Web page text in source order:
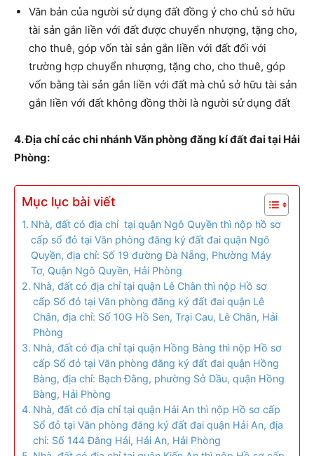
Văn bản của người sử dụng đất đồng ý cho chủ sở hữu
tài sản gắn liền với đất được chuyển nhượng, tặng cho,
cho thuê, góp vốn tài sản gắn liền với đất đối với
trường hợp chuyển nhượng, tặng cho, cho thuê, góp
vốn bằng tài sản gắn liền với đất mà chủ sở hữu tài sản
gắn liền với đất không đồng thời là người sử dụng đất
4. Địa chỉ các chi nhánh Văn phòng đăng kí đất đai tại Hải
Phòng:
Mục lục bài viết
Nhà, đất có địa chỉ tại quận Ngô Quyền thì nộp hồ sơ
cấp sổ đỏ tại Văn phòng đăng ký đất đai quận Ngô
Quyền, địa chỉ: Số 19 đường Đà Nẵng, Phường Máy
Tơ, Quận Ngô Quyền, Hải Phòng
Nhà, đất có địa chỉ tại quận Lê Chân thì nộp Hồ sơ
cấp Sổ đỏ tại Văn phòng đăng ký đất đai quận Lê
Chân, địa chỉ: Số 10G Hồ Sen, Trại Cau, Lê Chân, Hải
Phòng
Nhà, đất có địa chỉ tại quận Hồng Bàng thì nộp Hồ sơ
cấp Sổ đỏ tại Văn phòng đăng ký đất đai quận Hồng
Bàng, địa chỉ: Bạch Đằng, phường Sở Dầu, quận Hồng
Bàng, Hải Phòng
Nhà, đất có địa chỉ tại quận Hải An thì nộp Hồ sơ cấp
Sổ đỏ tại Văn phòng đăng ký đất đai quận Hải An, địa
chỉ: Số 144 Đằng Hải, Hải An, Hải Phòng